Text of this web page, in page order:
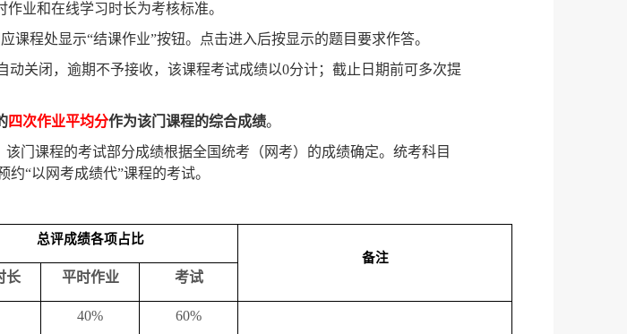
业和在线学习时长为考核标准。
课程处显示“结课作业”按钮。点击进入后按显示的题目要求作答。
动关闭，逾期不予接收，该课程考试成绩以0分计；截止日期前可多次提
四次作业平均分作为该门课程的综合成绩。
门课程的考试部分成绩根据全国统考（网考）的成绩确定。统考科目
约“以网考成绩代”课程的考试。
总评成绩各项占比
备注
长 平时作业 考试
40%
60%